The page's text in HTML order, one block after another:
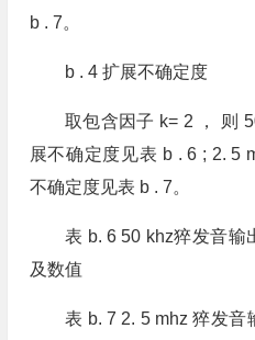
b . 7。
b . 4 扩展不确定度
取包含因子 k= 2 ， 则
展不确定度见表 b . 6 ; 2. 5
不确定度见表 b . 7。
表 b. 6 50 khz猝发音输
及数值
表 b. 7 2. 5 mhz 猝发